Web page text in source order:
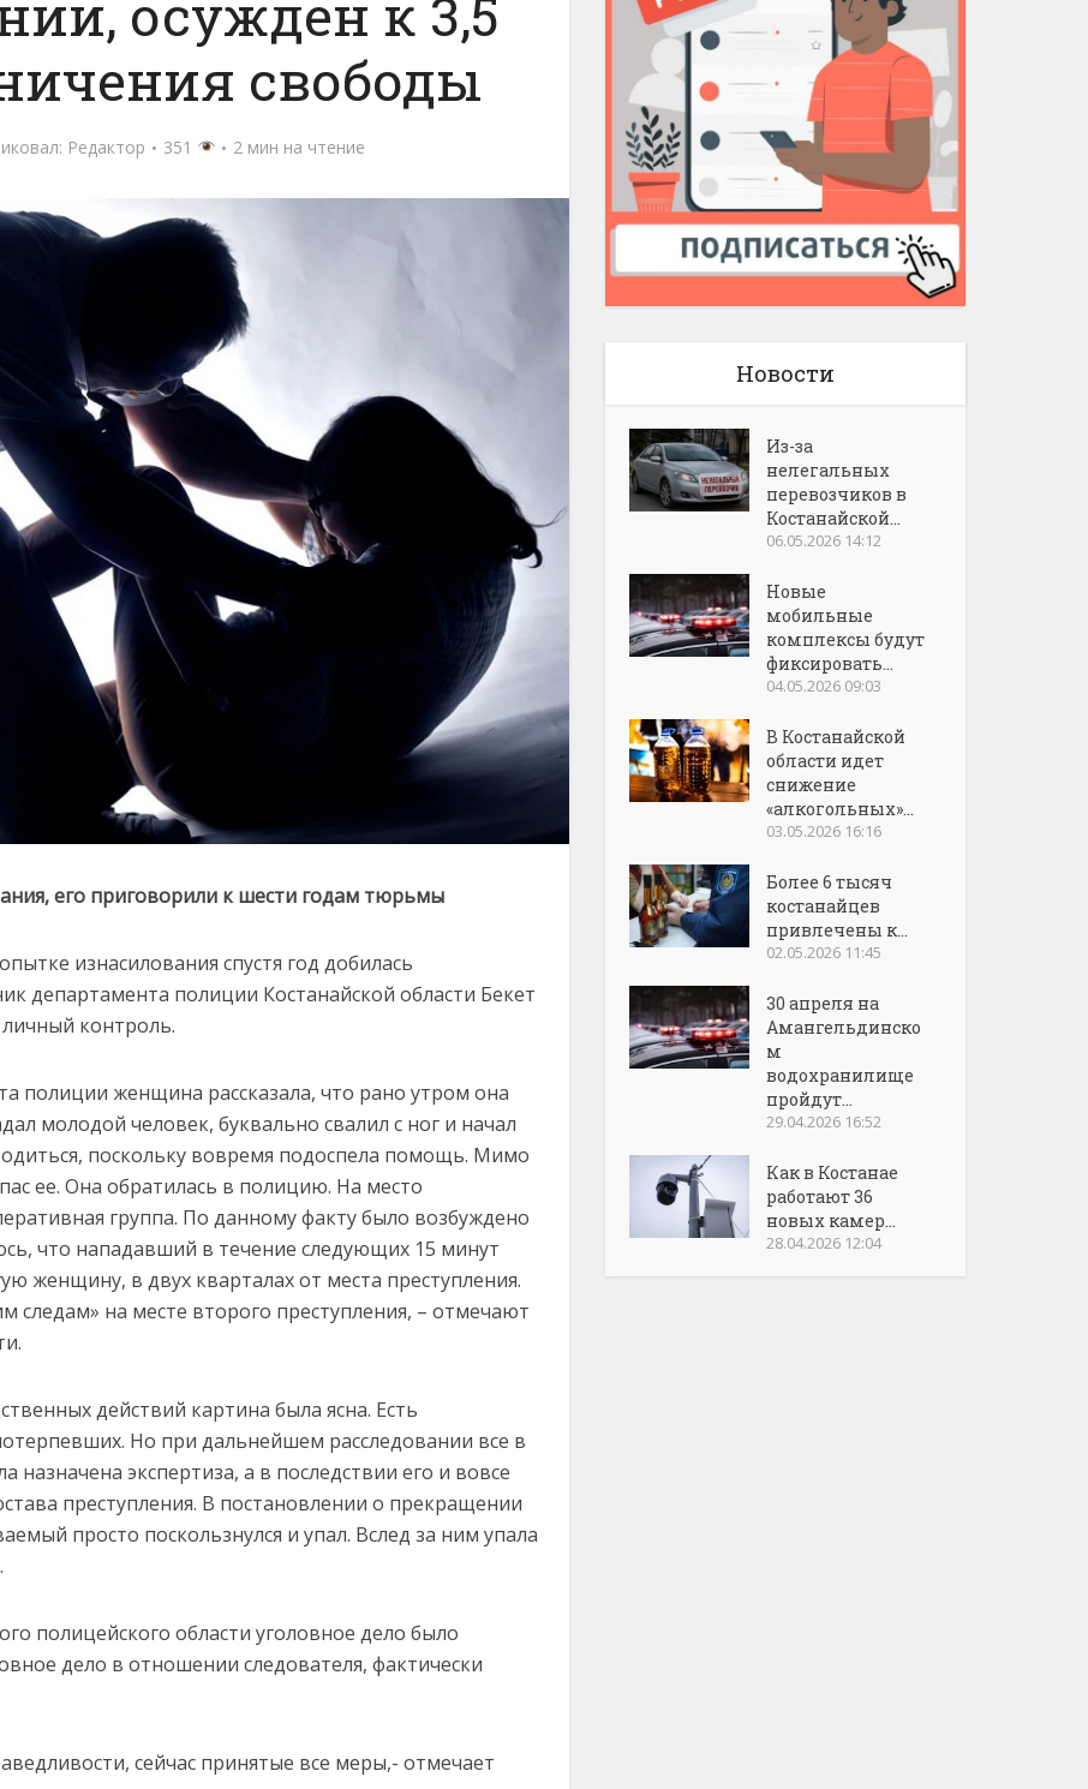
осужден к 3,5
свободы
Редактор 351 2 мин на чтение
его приговорили к шести годам тюрьмы
изнасилования спустя год добилась
департамента полиции Костанайской области Бекет
контроль.
полиции женщина рассказала, что рано утром она
молодой человек, буквально свалил с ног и начал
поскольку вовремя подоспела помощь. Мимо
ее. Она обратилась в полицию. На место
группа. По данному факту было возбуждено
что нападавший в течение следующих 15 минут
женщину, в двух кварталах от места преступления.
следам» на месте второго преступления, – отмечают
действий картина была ясна. Есть
Но при дальнейшем расследовании все в
экспертиза, а в последствии его и вовсе
преступления. В постановлении о прекращении
просто поскользнулся и упал. Вслед за ним упала
полицейского области уголовное дело было
дело в отношении следователя, фактически
сейчас принятые все меры,- отмечает
Новости
Из-за
нелегальных
перевозчиков в
Костанайской...
06.05.2026 14:12
Новые
мобильные
комплексы будут
фиксировать...
04.05.2026 09:03
В Костанайской
области идет
снижение
«алкогольных»...
03.05.2026 16:16
Более 6 тысяч
костанайцев
привлечены к...
02.05.2026 11:45
30 апреля на
Амангельдинско
м
водохранилище
пройдут...
29.04.2026 16:52
Как в Костанае
работают 36
новых камер...
28.04.2026 12:04